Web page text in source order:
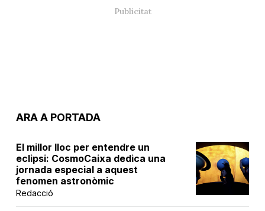
ARA A PORTADA
El millor lloc per entendre un
eclipsi: CosmoCaixa dedica una
jornada especial a aquest
fenomen astronòmic
Redacció